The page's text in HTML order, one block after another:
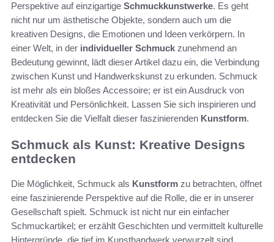
Perspektive auf einzigartige Schmuckkunstwerke. Es geht
nicht nur um ästhetische Objekte, sondern auch um die
kreativen Designs, die Emotionen und Ideen verkörpern. In
einer Welt, in der individueller Schmuck zunehmend an
Bedeutung gewinnt, lädt dieser Artikel dazu ein, die Verbindung
zwischen Kunst und Handwerkskunst zu erkunden. Schmuck
ist mehr als ein bloßes Accessoire; er ist ein Ausdruck von
Kreativität und Persönlichkeit. Lassen Sie sich inspirieren und
entdecken Sie die Vielfalt dieser faszinierenden Kunstform.
Schmuck als Kunst: Kreative Designs
entdecken
Die Möglichkeit, Schmuck als Kunstform zu betrachten, öffnet
eine faszinierende Perspektive auf die Rolle, die er in unserer
Gesellschaft spielt. Schmuck ist nicht nur ein einfacher
Schmuckartikel; er erzählt Geschichten und vermittelt kulturelle
Hintergründe, die tief im Kunsthandwerk verwurzelt sind.